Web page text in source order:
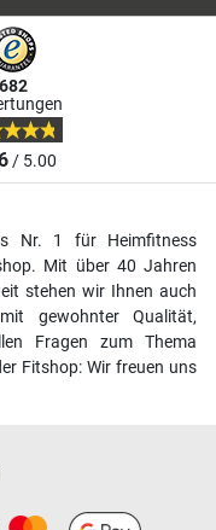
682
/ 5.00
Nr. 1 für Heimfitness
Mit über 40 Jahren
stehen wir Ihnen auch
gewohnter Qualität,
Fragen zum Thema
Fitshop: Wir freuen uns